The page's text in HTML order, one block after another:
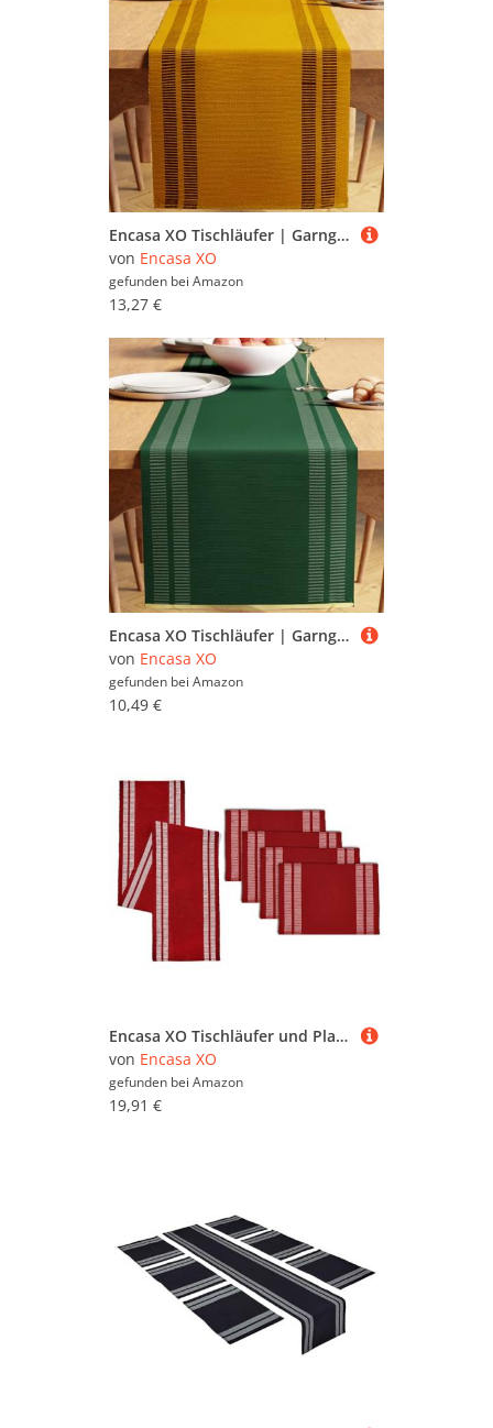
Encasa XO Tischläufer | Garngefärbte Feinripp-Baumwolle | Größe 32x183 cm | Leiter gelb | Maschinenwaschbar
von Encasa XO
gefunden bei Amazon
13,27 €
Encasa XO Tischläufer | Garngefärbte Feinripp-Baumwolle | Größe 32x150 cm | Leiter Dunkelgrün | Maschinenwaschbar
von Encasa XO
gefunden bei Amazon
10,49 €
Encasa XO Tischläufer und Platzset Set 4 | Feingerippte Baumwolle | Leiter Rot | 1 Tischläufer Größe 32x137 cm & Jede Tischmatte Größe 48x32 cm
von Encasa XO
gefunden bei Amazon
19,91 €